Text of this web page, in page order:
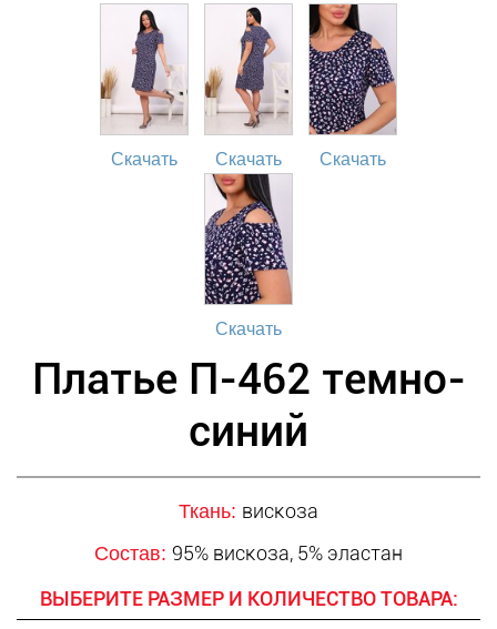
Скачать Скачать Скачать
Скачать
Платье П-462 темно-
синий
Ткань: вискоза
Состав: 95% вискоза, 5% эластан
ВЫБЕРИТЕ РАЗМЕР И КОЛИЧЕСТВО ТОВАРА: